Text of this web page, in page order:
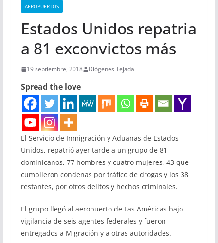
AEROPUERTOS
Estados Unidos repatria
a 81 exconvictos más
19 septiembre, 2018 Diógenes Tejada
Spread the love
El Servicio de Inmigración y Aduanas de Estados
Unidos, repatrió ayer tarde a un grupo de 81
dominicanos, 77 hombres y cuatro mujeres, 43 que
cumplieron condenas por tráfico de drogas y los 38
restantes, por otros delitos y hechos criminales.
El grupo llegó al aeropuerto de Las Américas bajo
vigilancia de seis agentes federales y fueron
entregados a Migración y a otras autoridades.